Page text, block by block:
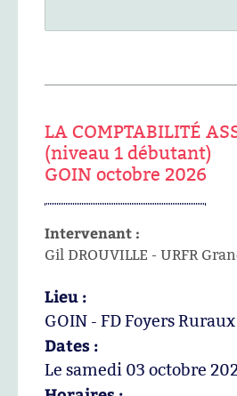
LA COMPTABILITÉ
(niveau 1 débutant)
GOIN octobre 2026
Intervenant :
Gil DROUVILLE - URFR
Lieu :
GOIN - FD Foyers
Dates :
Le samedi 03 octobre